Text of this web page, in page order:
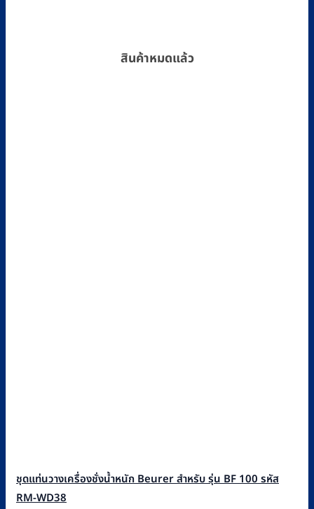
สินค้าหมดแล้ว
ชุดแท่นวางเครื่องชั่งน้ำหนัก Beurer สำหรับ รุ่น BF 100 รหัส
RM-WD38